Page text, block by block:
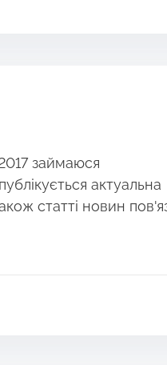
займаюся
актуальна
статті новин